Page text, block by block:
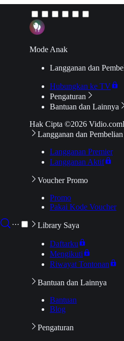
···
Mode Anak
Langganan dan
Hubungkan ke TV
Pengaturan
Bantuan dan Lainnya
Hak Cipta ©2026 Vidio.com
Langganan dan Pembelian
Langganan Premier
Langganan Aktif
Voucher Promo
Promo
Pakai Kode Voucher
Library Saya
Daftarku
Mengikuti
Riwayat Tontonan
Bantuan dan Lainnya
Bantuan
Blog
Pengaturan